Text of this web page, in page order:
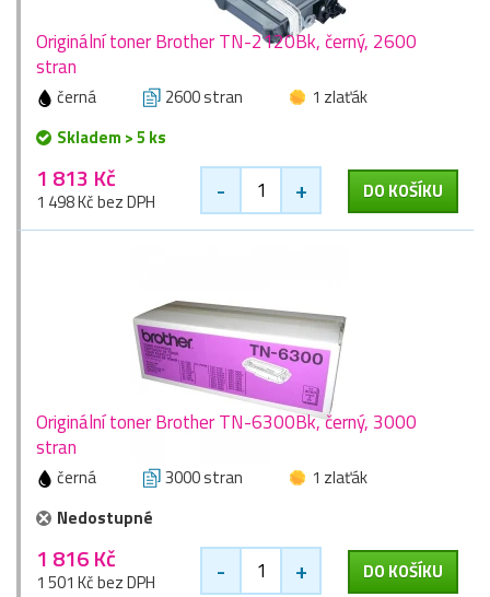
Originální toner Brother TN-2120Bk, černý, 2600
stran
černá 2600 stran
1 zlaťák
Skladem > 5 ks
1 813 Kč
1 498 Kč bez DPH - + DO KOŠÍKU
Originální toner Brother TN-6300Bk, černý, 3000
stran
černá 3000 stran
1 zlaťák
Nedostupné
1 816 Kč
1 501 Kč bez DPH - + DO KOŠÍKU